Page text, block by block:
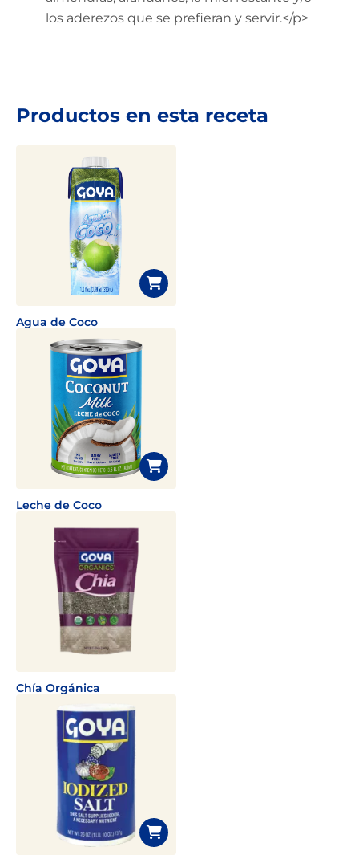
los aderezos que se prefieran y servir.</p>
Productos en esta receta
Agua de Coco
Leche de Coco
Chía Orgánica